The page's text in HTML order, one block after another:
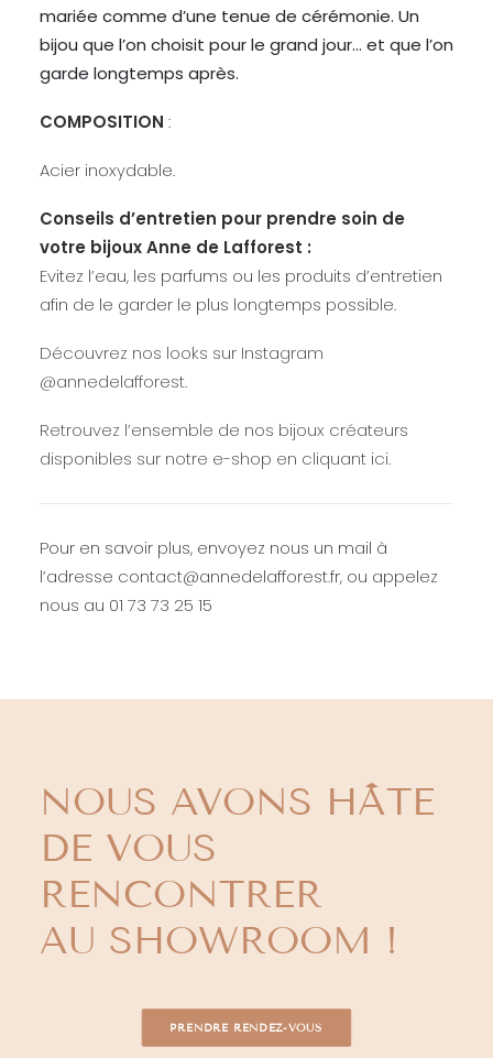
mariée comme d’une tenue de cérémonie. Un
bijou que l’on choisit pour le grand jour… et que l’on
garde longtemps après.
COMPOSITION :
Acier inoxydable.
Conseils d’entretien pour prendre soin de
votre bijoux Anne de Lafforest :
Evitez l’eau, les parfums ou les produits d’entretien
afin de le garder le plus longtemps possible.
Découvrez nos looks sur Instagram
@annedelafforest.
Retrouvez l’ensemble de nos bijoux créateurs
disponibles sur notre e-shop en cliquant ici.
Pour en savoir plus, envoyez nous un mail à
l’adresse contact@annedelafforest.fr, ou appelez
nous au 01 73 73 25 15
NOUS AVONS HÂTE
DE VOUS
RENCONTRER
AU SHOWROOM !
PRENDRE RENDEZ-VOUS